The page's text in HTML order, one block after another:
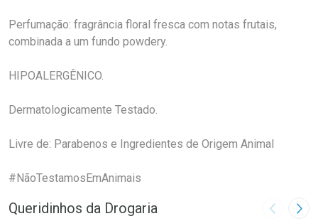
Perfumação: fragrância floral fresca com notas frutais,
combinada a um fundo powdery.
HIPOALERGÊNICO.
Dermatologicamente Testado.
Livre de: Parabenos e Ingredientes de Origem Animal
#NãoTestamosEmAnimais
Queridinhos da Drogaria Imagem